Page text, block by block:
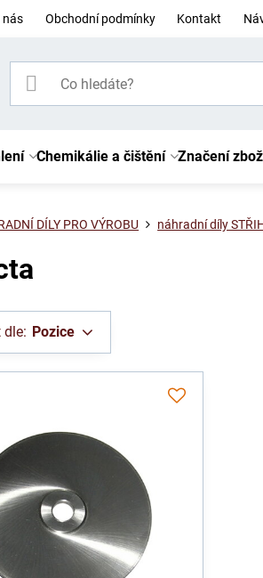
nás Obchodní podmínky Kontakt
Chemikálie a čištění Značení
DÍLY PRO VÝROBU náhradní díly
dle: Pozice